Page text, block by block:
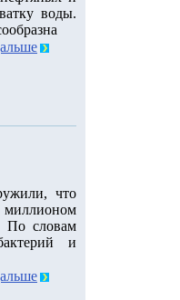
воды.
что
миллионом
По словам
и